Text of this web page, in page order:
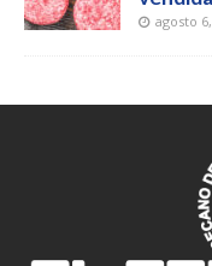
agosto